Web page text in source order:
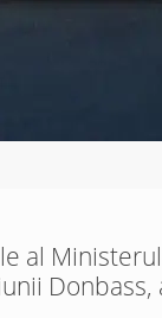
al
Donbass,